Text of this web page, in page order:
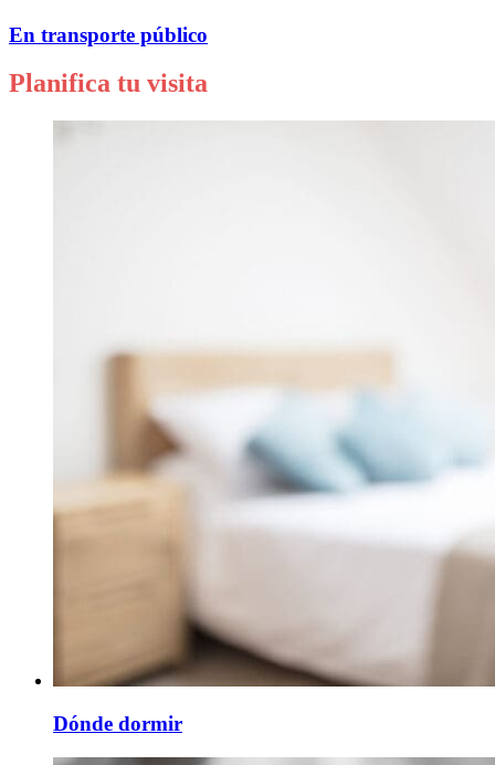
En transporte público
Planifica tu visita
Dónde dormir